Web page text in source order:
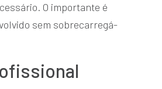
O importante é
sem sobrecarregá-